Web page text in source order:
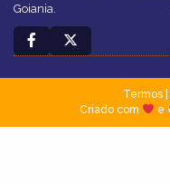
Goiania.
Termos|
Criado com
e